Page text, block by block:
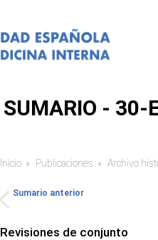
SUMARIO - 30-
Usted está aquí
Inicio Publicaciones Archivo
Sumario anterior
Revisiones de conjunto